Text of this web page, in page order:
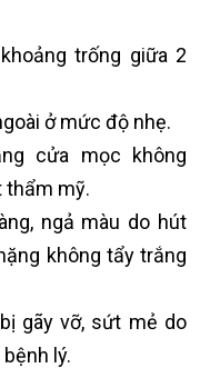
trống giữa 2
ở mức độ nhẹ.
cửa mọc không
thẩm mỹ.
ngả màu do hút
không tẩy trắng
gãy vỡ, sứt mẻ do
lý.